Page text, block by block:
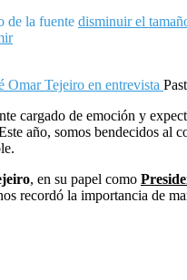
de la fuente disminuir el
cargado de emoción y
año, somos bendecidos al
, en su papel como
recordó la importancia de